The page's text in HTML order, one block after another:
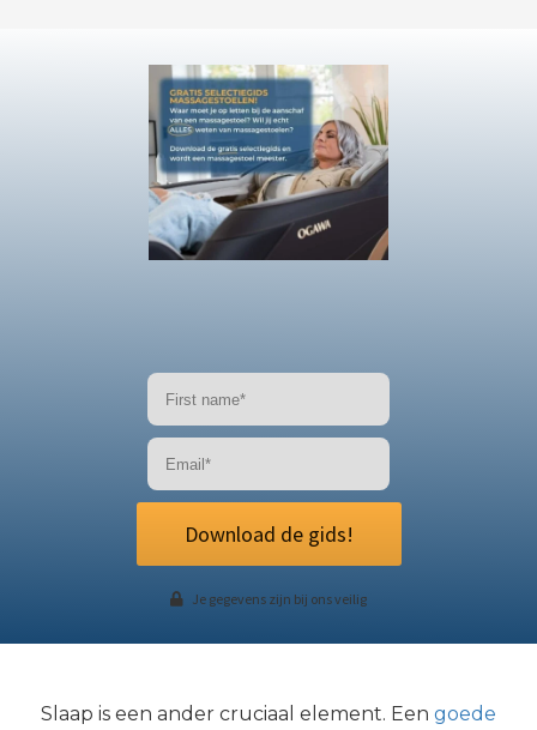
Download de gids!
Je gegevens zijn bij ons veilig
Slaap is een ander cruciaal element. Een goede